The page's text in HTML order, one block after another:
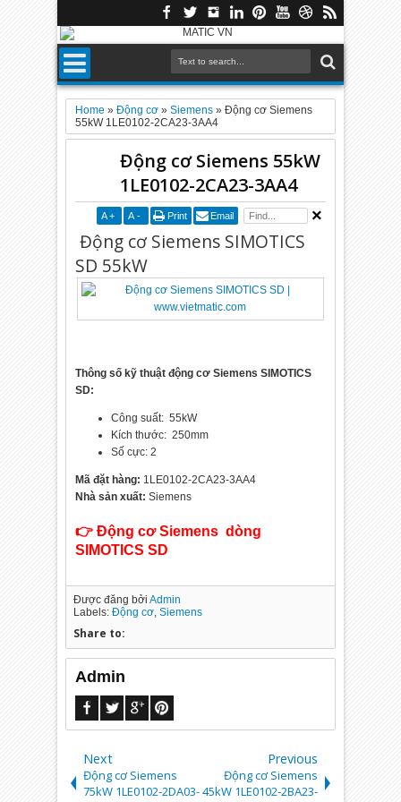
Home »Động cơ »Siemens »Động cơ Siemens
55kW 1LE0102-2CA23-3AA4
Động cơ Siemens 55kW
1LE0102-2CA23-3AA4
A + A - Print Email
Động cơ Siemens SIMOTICS
SD 55kW
Thông số kỹ thuật động cơ Siemens SIMOTICS
SD:
Công suất: 55kW
Kích thước: 250mm
Số cực: 2
Mã đặt hàng: 1LE0102-2CA23-3AA4
Nhà sản xuất:Siemens
👉 Động cơ Siemens dòng
SIMOTICS SD
Được đăng bởiAdmin
Labels:Động cơ,Siemens
Share to:
Admin
Next
Động cơ Siemens
75kW 1LE0102-2DA03-
Previous
Động cơ Siemens
45kW 1LE0102-2BA23-